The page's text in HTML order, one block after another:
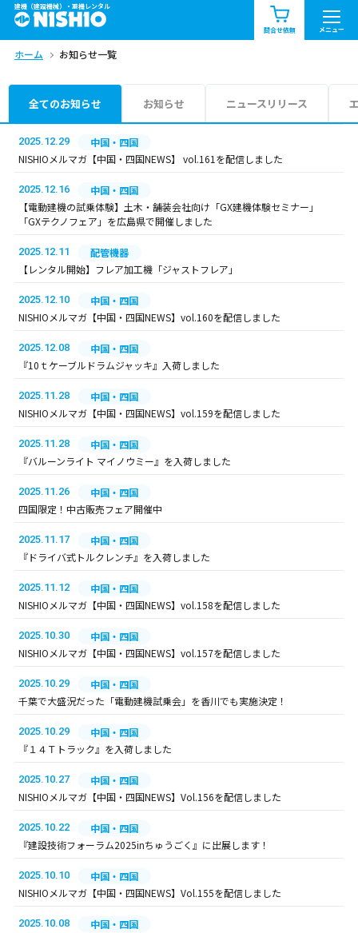
建機（建設機械）・重機レンタル
問合せ依頼 メニュー
商品一覧 お知らせ一覧
問合せ依頼リスト
エリア情報を見る
九州・沖縄（外部）
ホーム お知らせ一覧
全てのお知らせ お知らせ ニュースリリース
2025.12.29
中国・四国
NISHIOメルマガ【中国・四国NEWS】 vol.161を配信しました
2025.12.16
中国・四国
【電動建機の試乗体験】土木・舗装会社向け「GX建機体験セミナー」
「GXテクノフェア」を広島県で開催しました
2025.12.11
配管機器
【レンタル開始】フレア加工機「ジャストフレア」
2025.12.10
中国・四国
NISHIOメルマガ【中国・四国NEWS】vol.160を配信しました
2025.12.08
中国・四国
『10ｔケーブルドラムジャッキ』入荷しました
2025.11.28
中国・四国
NISHIOメルマガ【中国・四国NEWS】vol.159を配信しました
2025.11.28
中国・四国
『バルーンライト マイノウミー』を入荷しました
2025.11.26
中国・四国
四国限定！中古販売フェア開催中
2025.11.17
中国・四国
『ドライバ式トルクレンチ』を入荷しました
2025.11.12
中国・四国
NISHIOメルマガ【中国・四国NEWS】vol.158を配信しました
2025.10.30
中国・四国
NISHIOメルマガ【中国・四国NEWS】vol.157を配信しました
2025.10.29
中国・四国
千葉で大盛況だった「電動建機試乗会」を香川でも実施決定！
2025.10.29
中国・四国
『１４Ｔトラック』を入荷しました
2025.10.27
中国・四国
NISHIOメルマガ【中国・四国NEWS】Vol.156を配信しました
2025.10.22
中国・四国
『建設技術フォーラム2025inちゅうごく』に出展します！
2025.10.10
中国・四国
NISHIOメルマガ【中国・四国NEWS】Vol.155を配信しました
2025.10.08
中国・四国